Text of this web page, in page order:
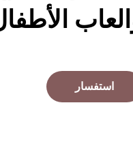
استفسار